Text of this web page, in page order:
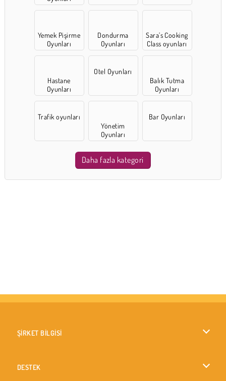
Yemek Pişirme
Oyunları
Dondurma
Oyunları
Sara’s Cooking
Class oyunları
Hastane
Oyunları
Otel Oyunları
Balık Tutma
Oyunları
Trafik oyunları
Yönetim
Oyunları
Bar Oyunları
Daha fazla kategori
ŞİRKET BİLGİSİ
DESTEK